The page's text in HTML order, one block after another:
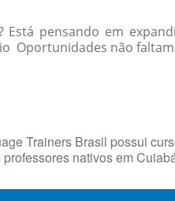
pensando em
Oportunidades não
Trainers Brasil possui
nativos em